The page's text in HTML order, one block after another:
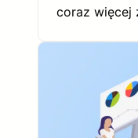
coraz więcej